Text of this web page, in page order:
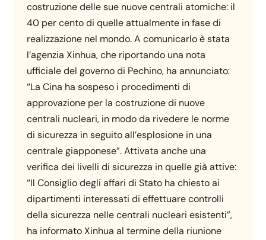
costruzione delle sue nuove centrali atomiche: il
40 per cento di quelle attualmente in fase di
realizzazione nel mondo. A comunicarlo è stata
l’agenzia Xinhua, che riportando una nota
ufficiale del governo di Pechino, ha annunciato:
“La Cina ha sospeso i procedimenti di
approvazione per la costruzione di nuove
centrali nucleari, in modo da rivedere le norme
di sicurezza in seguito all’esplosione in una
centrale giapponese”. Attivata anche una
verifica dei livelli di sicurezza in quelle già attive:
“Il Consiglio degli affari di Stato ha chiesto ai
dipartimenti interessati di effettuare controlli
della sicurezza nelle centrali nucleari esistenti”,
ha informato Xinhua al termine della riunione